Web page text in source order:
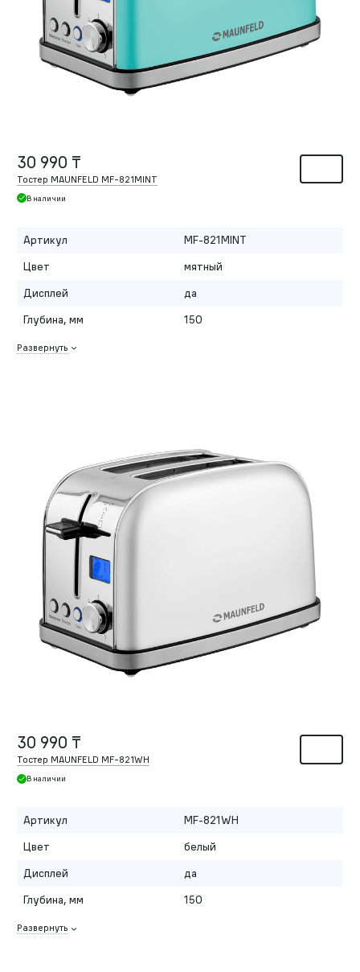
30 990 ₸
Тостер MAUNFELD MF-821MINT
В наличии
Артикул
MF-821MINT
Цвет
мятный
Дисплей
да
Глубина, мм
150
Развернуть
30 990 ₸
Тостер MAUNFELD MF-821WH
В наличии
Артикул
MF-821WH
Цвет
белый
Дисплей
да
Глубина, мм
150
Развернуть